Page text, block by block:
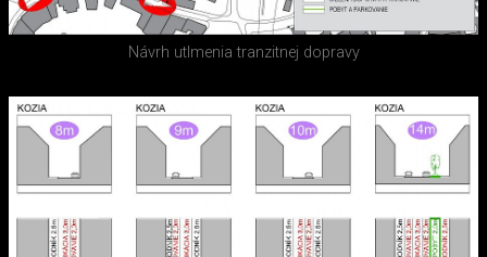
Návrh utlmenia tranzitnej dopravy